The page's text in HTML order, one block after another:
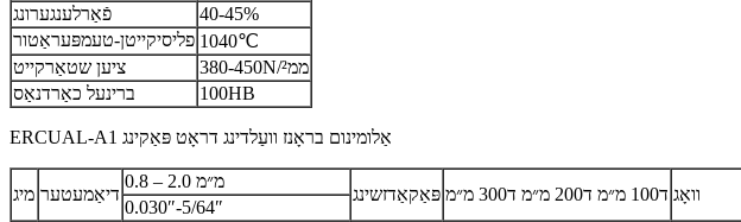
פֿאַרלענגערונג
40-45%
פליסיקייטן-טעמפּעראַטור 1040℃
ציען שטאַרקייט
380-450N/ממ²
ברינעל כאַרדנאַס
100HB
ERCUAL-A1 אַלומינום בראָנז וועַלדינג דראָט פּאַקינג
מיג דיאַמעטער
0.8 – 2.0 מ״מ
פּאַקאַדזשינג ד100 מ״מ ד200 מ״מ ד300 מ״מ וואָג
0.030″-5/64″